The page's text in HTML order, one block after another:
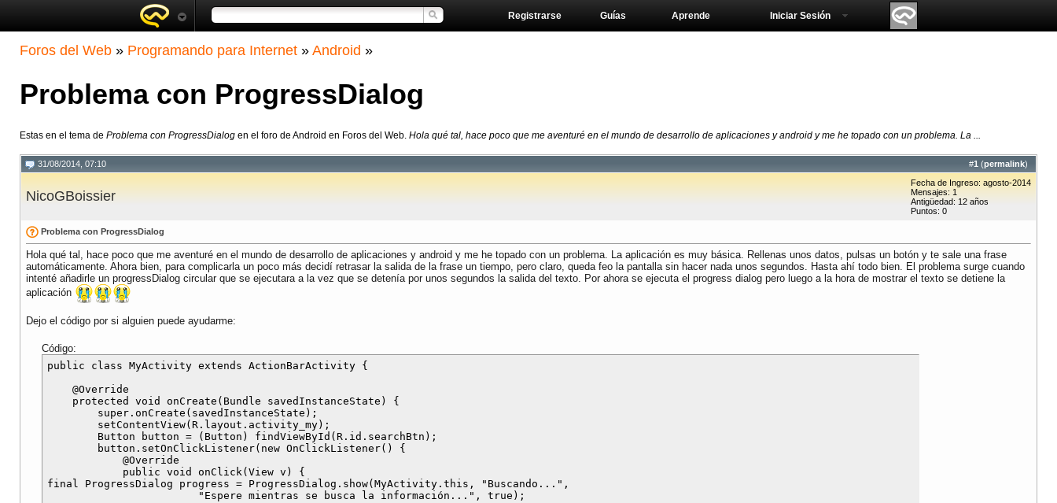
Aprende
Guías
Registrarse Iniciar Sesión
Foros del Web » Programando para Internet » Android »
Problema con ProgressDialog
Estas en el tema de Problema con ProgressDialog en el foro de Android en Foros del Web. Hola qué tal, hace poco que me aventuré en el mundo de desarrollo de aplicaciones y android y me he topado con un problema. La ...
#1 (permalink)
31/08/2014, 07:10
NicoGBoissier
Fecha de Ingreso: agosto-2014
Mensajes: 1
Antigüedad: 12 años
Puntos: 0
Problema con ProgressDialog
Hola qué tal, hace poco que me aventuré en el mundo de desarrollo de aplicaciones y android y me he topado con un problema. La aplicación es muy básica. Rellenas unos datos, pulsas un botón y te sale una frase
automáticamente. Ahora bien, para complicarla un poco más decidí retrasar la salida de la frase un tiempo, pero claro, queda feo la pantalla sin hacer nada unos segundos. Hasta ahí todo bien. El problema surge cuando
intenté añadirle un progressDialog circular que se ejecutara a la vez que se detenía por unos segundos la salida del texto. Por ahora se ejecuta el progress dialog pero luego a la hora de mostrar el texto se detiene la
aplicación
Dejo el código por si alguien puede ayudarme:
Código:
public class MyActivity extends ActionBarActivity {
    @Override
    protected void onCreate(Bundle savedInstanceState) {
        super.onCreate(savedInstanceState);
        setContentView(R.layout.activity_my);
        Button button = (Button) findViewById(R.id.searchBtn);
        button.setOnClickListener(new OnClickListener() {
            @Override
            public void onClick(View v) {
final ProgressDialog progress = ProgressDialog.show(MyActivity.this, "Buscando...",
                        "Espere mientras se busca la información...", true);